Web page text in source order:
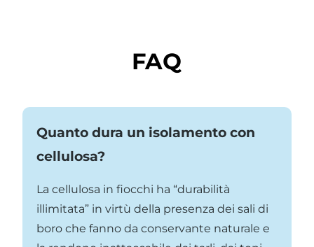
FAQ
Quanto dura un isolamento con
cellulosa?
La cellulosa in fiocchi ha “durabilità
illimitata” in virtù della presenza dei sali di
boro che fanno da conservante naturale e